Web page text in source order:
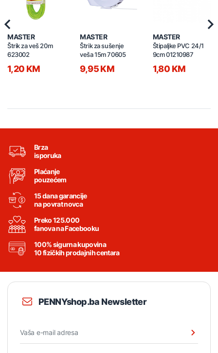
MASTER
Štrik za veš 20m
623002
1,20 KM
MASTER
Štrik za sušenje
veša 15m 70605
9,95 KM
MASTER
Štipaljke PVC 24/1
9cm 01210987
1,80 KM
Previous
Brza
isporuka
Plaćanje
pouzećem
15 dana garancije
na povrat novca
Preko 125.000
fanova na Facebooku
100% sigurna kupovina
10 fizičkih prodajnih centara
PENNYshop.ba Newsletter